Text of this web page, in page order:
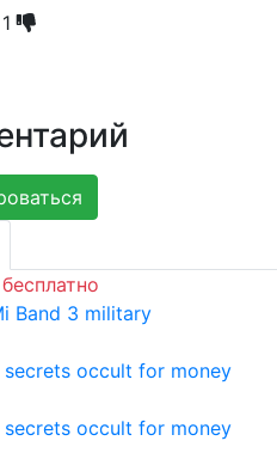
1
Band 3 military
occult for money
occult for money